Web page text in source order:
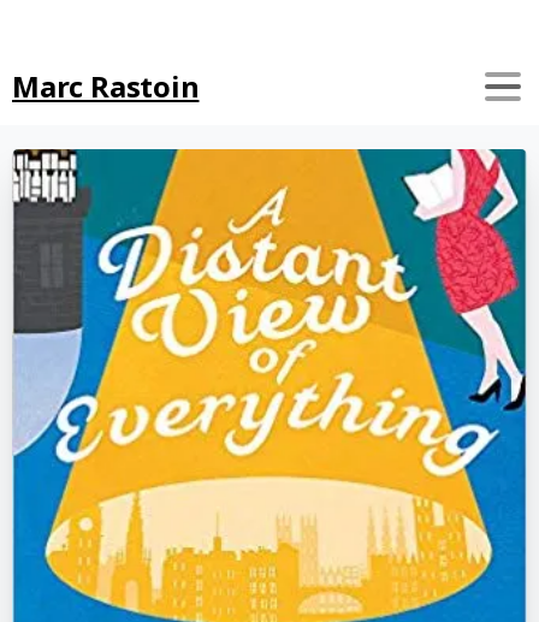
Marc Rastoin